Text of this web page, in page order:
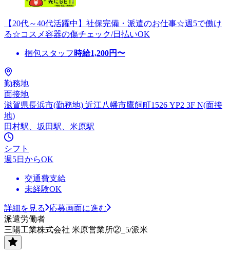
【20代～40代活躍中】社保完備・派遣のお仕事☆週5で働け
る☆コスメ容器の傷チェック/日払いOK
梱包スタッフ 時給1,200円〜
勤務地
面接地
滋賀県長浜市(勤務地) 近江八幡市鷹飼町1526 YP2 3F N(面接
地)
田村駅、坂田駅、米原駅
シフト
週5日からOK
交通費支給
未経験OK
詳細を見る
応募画面に進む
派遣労働者
三陽工業株式会社 米原営業所②_5/派米